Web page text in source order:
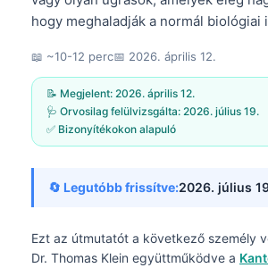
hogy meghaladják a normál biológiai
📖 ~10-12 perc📅 2026. április 12.
📝 Megjelent: 2026. április 12.
🩺 Orvosilag felülvizsgálta: 2026. július 19.
✅ Bizonyítékokon alapuló
🔄 Legutóbb frissítve:2026. július
Ezt az útmutatót a következő személy
Dr. Thomas Klein együttműködve a